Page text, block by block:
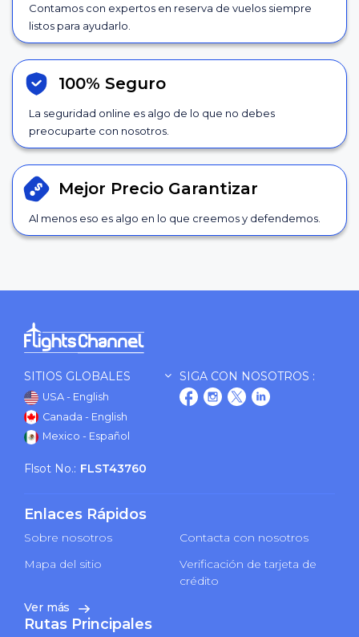
Contamos con expertos en reserva de vuelos siempre
listos para ayudarlo.
100% Seguro
La seguridad online es algo de lo que no debes
preocuparte con nosotros.
Mejor Precio Garantizar
Al menos eso es algo en lo que creemos y defendemos.
SITIOS GLOBALES
USA - English
Canada - English
Mexico - Español
SIGA CON NOSOTROS :
Flsot No.: FLST43760
Enlaces Rápidos
Sobre nosotros
Contacta con nosotros
Mapa del sitio
Verificación de tarjeta de
crédito
Ver más
Rutas Principales